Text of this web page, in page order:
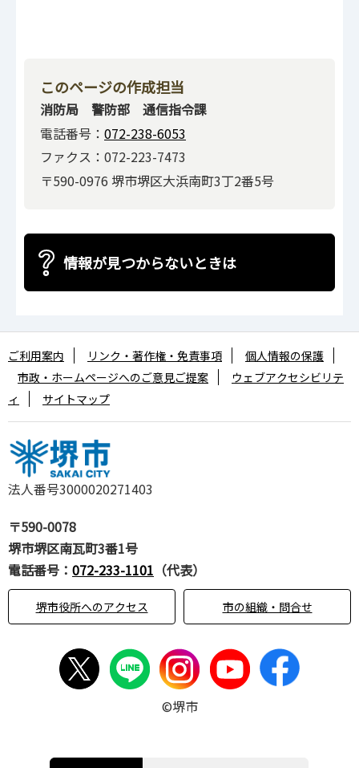
このページの作成担当
消防局 警防部 通信指令課
電話番号： 072-238-6053
ファクス：072-223-7473
〒590-0976 堺市堺区大浜南町3丁2番5号
情報が見つからないときは
法人番号3000020271403
〒590-0078
堺市堺区南瓦町3番1号
電話番号： 072-233-1101 （代表）
堺市役所へのアクセス 市の組織・問合せ
ご利用案内 リンク・著作権・免責事項
個人情報の保護
市政・ホームページへのご意見ご提案
ウェブアクセシビリテ
ィ
サイトマップ
©堺市